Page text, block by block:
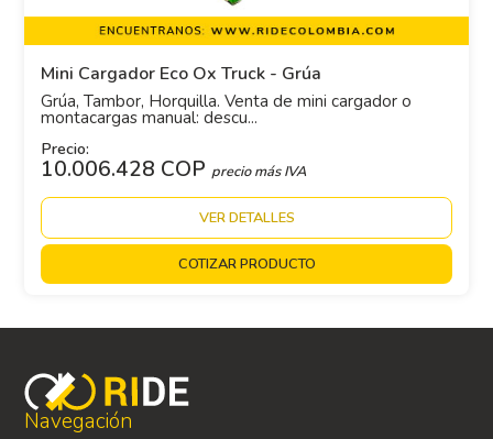
Mini Cargador Eco Ox Truck - Grúa
Grúa, Tambor, Horquilla. Venta de mini cargador o
montacargas manual: descu...
Precio:
10.006.428 COPprecio más IVA
VER DETALLES
COTIZAR PRODUCTO
Navegación